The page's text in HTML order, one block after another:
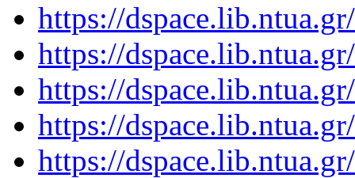
https://
https://
https://
https://
https://